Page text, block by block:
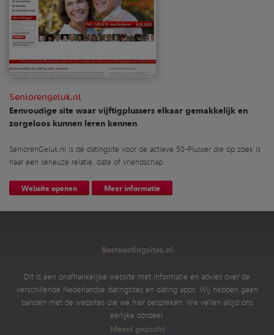
Seniorengeluk.nl
Eenvoudige site waar vijftigplussers elkaar gemakkelijk en
zorgeloos kunnen leren kennen
SeniorenGeluk.nl is dé datingsite voor de actieve 50-Plusser die op zoek is
naar een serieuze relatie, date of vriendschap.
Website openen Meer informatie
Bestedatingsites.nl
Dit is een onafhankelijke website met informatie en advies over de
verschillende Nederlandse datingsites en dating apps. Wij hebben geen
banden met de websites die we hier bespreken. We vellen altijd ons
eerlijke oordeel.
Meest gezocht